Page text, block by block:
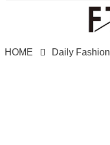
HOME Daily Fashion